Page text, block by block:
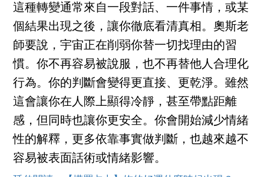
這種轉變通常來自一段對話、一件事情，或某
個結果出現之後，讓你徹底看清真相。奧斯老
師要說，宇宙正在削弱你替一切找理由的習
慣。你不再容易被說服，也不再替他人合理化
行為。你的判斷會變得更直接、更乾淨。雖然
這會讓你在人際上顯得冷靜，甚至帶點距離
感，但同時也讓你更安全。你會開始減少情緒
性的解釋，更多依靠事實做判斷，也越來越不
容易被表面話術或情緒影響。